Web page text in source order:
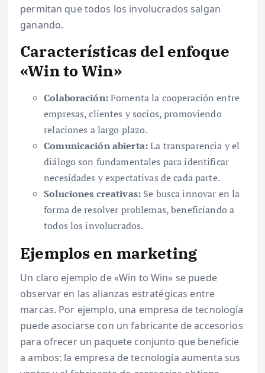
permitan que todos los involucrados salgan
ganando.
Características del enfoque
«Win to Win»
Colaboración:Fomenta la cooperación entre
empresas, clientes y socios, promoviendo
relaciones a largo plazo.
Comunicación abierta:La transparencia y el
diálogo son fundamentales para identificar
necesidades y expectativas de cada parte.
Soluciones creativas: Se busca innovar en la
forma de resolver problemas, beneficiando a
todos los involucrados.
Ejemplos en marketing
Un claro ejemplo de «Win to Win» se puede
observar en las alianzas estratégicas entre
marcas. Por ejemplo, una empresa de tecnología
puede asociarse con un fabricante de accesorios
para ofrecer un paquete conjunto que beneficie
a ambos: la empresa de tecnología aumenta sus